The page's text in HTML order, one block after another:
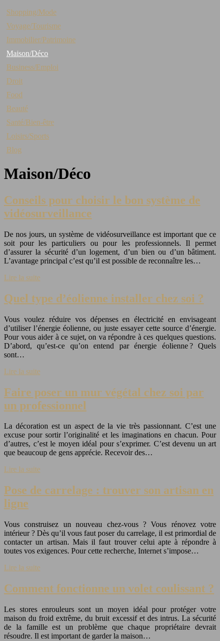
Shopping/Mode
Voyage/Tourisme
Immobilier/Patrimoine
Maison/Déco
Business/Emploi
Droit
Food
Beauté
Santé/Bien-être
Loisirs/Sports
Blog
Maison/Déco
Conseils pour choisir le bon système de
vidéosurveillance
De nos jours, un système de vidéosurveillance est important que ce
soit pour les particuliers ou pour les professionnels. Il permet
d’assurer la sécurité d’un logement, d’un bien ou d’un bâtiment.
L’avantage principal c’est qu’il est possible de reconnaître les…
Lire la suite
Quel type d’éolienne installer chez soi ?
Vous voulez réduire vos dépenses en électricité en envisageant
d’utiliser l’énergie éolienne, ou juste essayer cette source d’énergie.
Pour vous aider à ce sujet, on va répondre à ces quelques questions.
D’abord, qu’est-ce qu’on entend par énergie éolienne ? Quels
sont…
Lire la suite
Faire poser un mur végétal chez soi par
un professionnel
La décoration est un aspect de la vie très passionnant. C’est une
excuse pour sortir l’originalité et les imaginations en chacun. Pour
d’autres, c’est le moyen idéal pour s’exprimer. C’est devenu un art
que beaucoup de gens apprécie. Recevoir des…
Lire la suite
Pose de carrelage : trouver son artisan en
ligne
Vous construisez un nouveau chez-vous ? Vous rénovez votre
intérieur ? Dès qu’il vous faut poser du carrelage, il est primordial de
contacter un artisan. Mais il faut trouver celui apte à répondre à
toutes vos exigences. Pour cette recherche, Internet s’impose…
Lire la suite
Comment fonctionne un volet coulissant ?
Les stores enrouleurs sont un moyen idéal pour protéger votre
maison du froid extrême, du bruit excessif et des intrus. La sécurité
de la famille est un problème que chaque propriétaire devrait
résoudre. Il est important de garder la maison…